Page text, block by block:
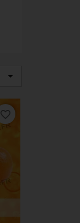

favorite_border